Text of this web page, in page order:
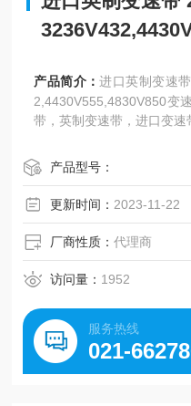
产品简介：进口英制变速
2,4430V555,4830V850变
带，英制变速带，进口变速
亚太地区总代理，同步带，
产品型号：
更新时间： 2023-11-22
厂商性质：代理商
访问量： 1952
服务热线
021-